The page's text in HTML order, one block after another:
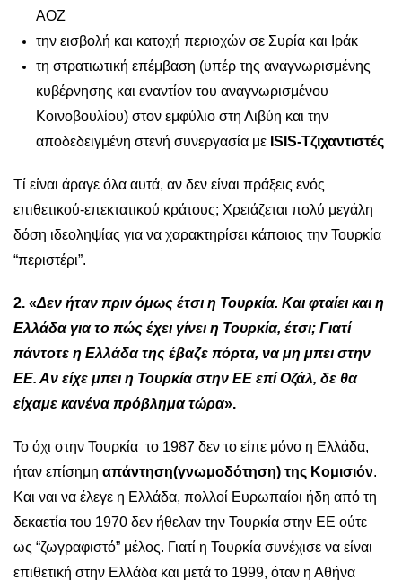
ΑΟΖ
την εισβολή και κατοχή περιοχών σε Συρία και Ιράκ
τη στρατιωτική επέμβαση (υπέρ της αναγνωρισμένης
κυβέρνησης και εναντίον του αναγνωρισμένου
Κοινοβουλίου) στον εμφύλιο στη Λιβύη και την
αποδεδειγμένη στενή συνεργασία με ISIS-Τζιχαντιστές
Τί είναι άραγε όλα αυτά, αν δεν είναι πράξεις ενός
επιθετικού-επεκτατικού κράτους; Χρειάζεται πολύ μεγάλη
δόση ιδεοληψίας για να χαρακτηρίσει κάποιος την Τουρκία
“περιστέρι”.
2. «Δεν ήταν πριν όμως έτσι η Τουρκία. Και φταίει και η
Ελλάδα για το πώς έχει γίνει η Τουρκία, έτσι; Γιατί
πάντοτε η Ελλάδα της έβαζε πόρτα, να μη μπει στην
ΕΕ. Αν είχε μπει η Τουρκία στην EE επί Οζάλ, δε θα
είχαμε κανένα πρόβλημα τώρα».
Το όχι στην Τουρκία τo 1987 δεν το είπε μόνο η Ελλάδα,
ήταν επίσημη απάντηση(γνωμοδότηση) της Κομισιόν.
Και ναι να έλεγε η Ελλάδα, πολλοί Ευρωπαίοι ήδη από τη
δεκαετία του 1970 δεν ήθελαν την Τουρκία στην ΕΕ ούτε
ως “ζωγραφιστό” μέλος. Γιατί η Τουρκία συνέχισε να είναι
επιθετική στην Ελλάδα και μετά το 1999, όταν η Αθήνα